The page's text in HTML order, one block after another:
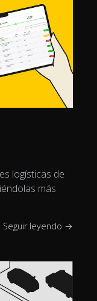
logísticas de
más
Seguir leyendo →